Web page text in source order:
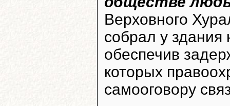
Верховного
собрал у
обеспечив
которых
самооговору